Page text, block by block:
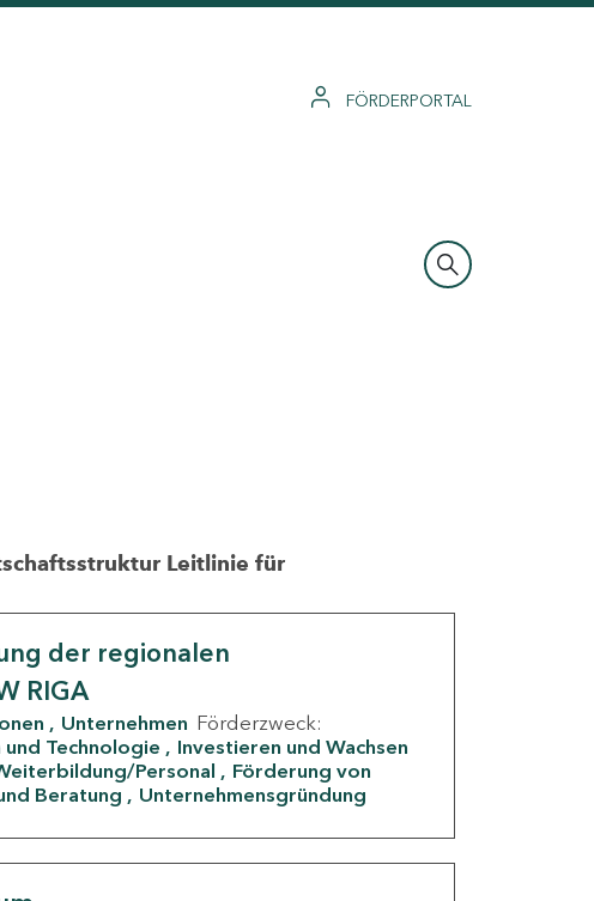
FÖRDERPORTAL
Leitlinie für
der regionalen
RIGA
Unternehmen Förderzweck:
und Technologie
Investieren und Wachsen
Personal
Förderung von
Beratung Unternehmensgründung